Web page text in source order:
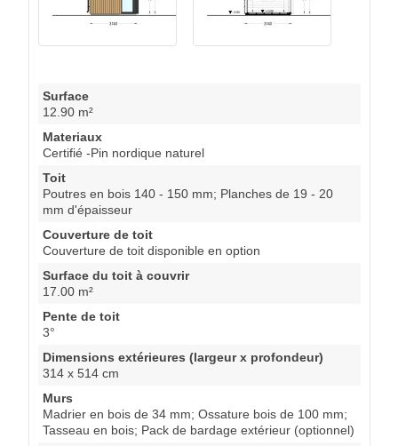
Surface
12.90 m²
Materiaux
Certifié -Pin nordique naturel
Toit
Poutres en bois 140 - 150 mm; Planches de 19 - 20
mm d'épaisseur
Couverture de toit
Couverture de toit disponible en option
Surface du toit à couvrir
17.00 m²
Pente de toit
3°
Dimensions extérieures (largeur x profondeur)
314 x 514 cm
Murs
Madrier en bois de 34 mm; Ossature bois de 100 mm;
Tasseau en bois; Pack de bardage extérieur (optionnel)